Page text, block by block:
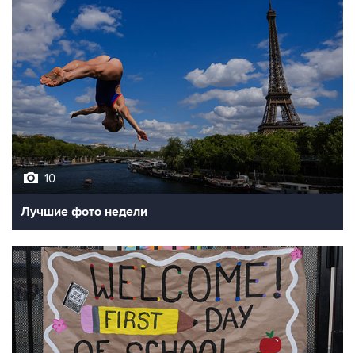
10
Лучшие фото недели